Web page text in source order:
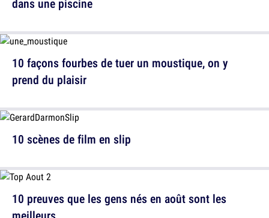
10 scènes de film en slip
10 façons fourbes de tuer un moustique, on y
prend du plaisir
10 preuves que les gens nés en août sont les